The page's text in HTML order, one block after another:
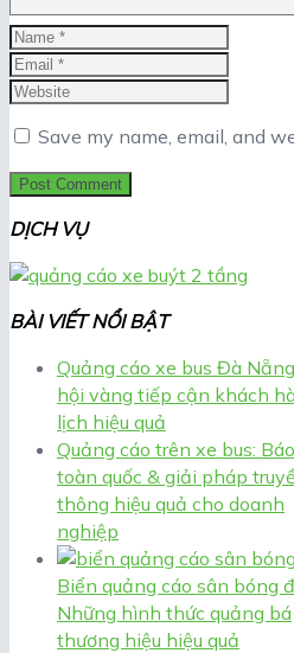
Save my name, email, and
DỊCH VỤ
BÀI VIẾT NỔI BẬT
Quảng cáo xe bus Đà
hội vàng tiếp cận khách
lịch hiệu quả
Quảng cáo trên xe bus:
toàn quốc & giải pháp
thông hiệu quả cho doanh
nghiệp
Biển quảng cáo sân bóng
Những hình thức quảng bá
thương hiệu hiệu quả